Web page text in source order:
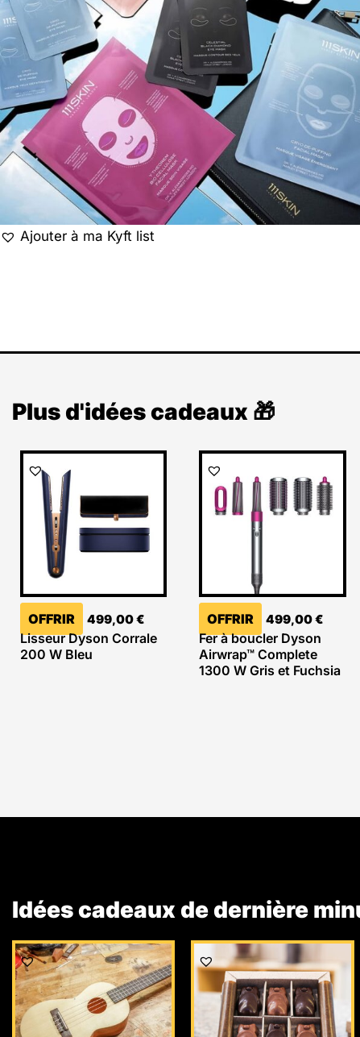
Ajouter à ma Kyft list
Plus d'idées cadeaux 🎁
OFFRIR 499,00€
Lisseur Dyson Corrale
200 W Bleu
OFFRIR 499,00€
Fer à boucler Dyson
Airwrap™ Complete
1300 W Gris et Fuchsia
Idées cadeaux de dernière